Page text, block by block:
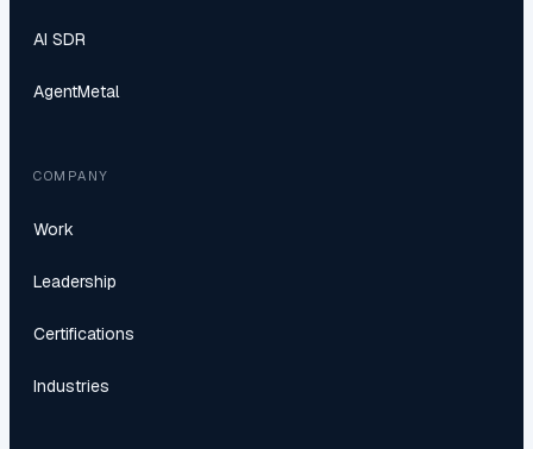
AI SDR
AgentMetal
COMPANY
Work
Leadership
Certifications
Industries